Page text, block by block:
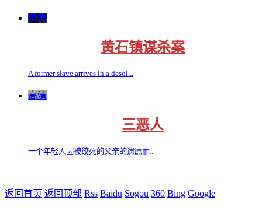
高清
黄石镇谋杀案
A former slave arrives in a desol...
高清
三恶人
一个年轻人因被绞死的父亲的遗愿而...
返回首页 返回顶部 Rss Baidu Sogou 360 Bing Google